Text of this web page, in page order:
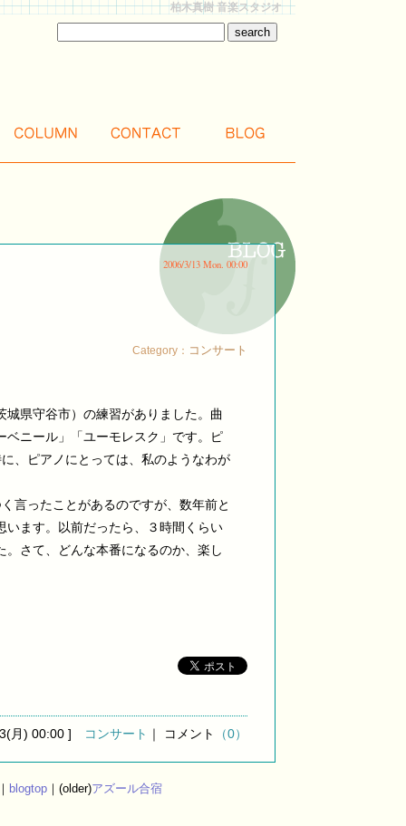
柏木真樹 音楽スタジオ
2006/3/13 Mon. 00:00
Category： コンサート
県守谷市）の練習がありました。曲
ベニール」「ユーモレスク」です。ピ
、ピアノにとっては、私のようなわが
言ったことがあるのですが、数年前と
います。以前だったら、３時間くらい
さて、どんな本番になるのか、楽し
月) 00:00 ] コンサート ｜ コメント （0）
blogtop｜(older)アズール合宿